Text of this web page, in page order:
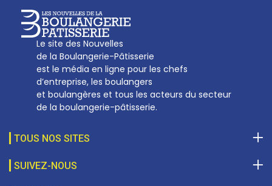
Le site des Nouvelles
de la Boulangerie-Pâtisserie
est le média en ligne pour les chefs
d’entreprise, les boulangers
et boulangères et tous les acteurs du secteur
de la boulangerie-pâtisserie.
TOUS NOS SITES
SUIVEZ-NOUS